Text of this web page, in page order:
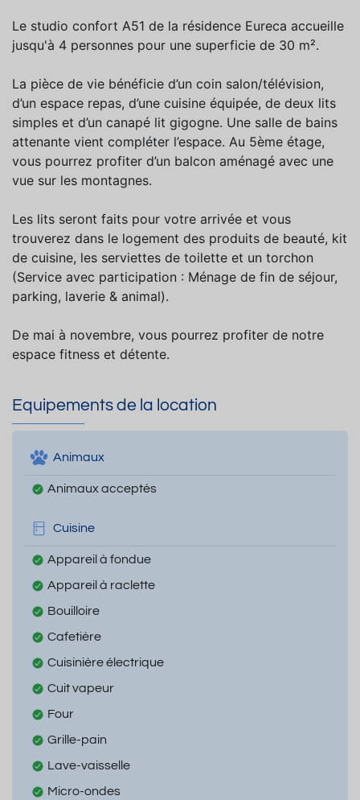
Le studio confort A51 de la résidence Eureca accueille
jusqu'à 4 personnes pour une superficie de 30 m².
La pièce de vie bénéficie d’un coin salon/télévision,
d’un espace repas, d’une cuisine équipée, de deux lits
simples et d’un canapé lit gigogne. Une salle de bains
attenante vient compléter l’espace. Au 5ème étage,
vous pourrez profiter d’un balcon aménagé avec une
vue sur les montagnes.
Les lits seront faits pour votre arrivée et vous
trouverez dans le logement des produits de beauté, kit
de cuisine, les serviettes de toilette et un torchon
(Service avec participation : Ménage de fin de séjour,
parking, laverie & animal).
De mai à novembre, vous pourrez profiter de notre
espace fitness et détente.
Equipements de la location
Animaux
Animaux acceptés
Cuisine
Appareil à fondue
Appareil à raclette
Bouilloire
Cafetière
Cuisinière électrique
Cuit vapeur
Four
Grille-pain
Lave-vaisselle
Micro-ondes